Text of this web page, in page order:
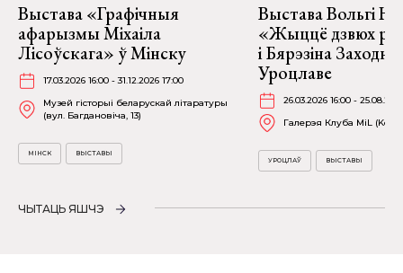
Выстава «Графічныя
афарызмы Міхаіла
Лісоўскага» ў Мінску
17.03.2026 16:00 - 31.12.2026 17:00
Музей гісторыі беларускай літаратуры
(вул. Багдановіча, 13)
МІНСК ВЫСТАВЫ
Выстава Вольгі
«Жыццё дзвюх
і Бярэзіна
Уроцлаве
26.03.2026 16:00 -
Галерэя Клуба MiL
УРОЦЛАЎ ВЫСТАВЫ
ЧЫТАЦЬ ЯШЧЭ